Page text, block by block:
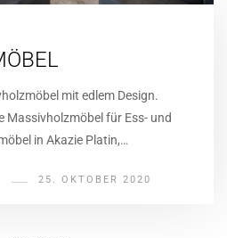
mit edlem Design.
Massivholzmöbel für Ess- und
in Akazie Platin,…
25. OKTOBER 2020